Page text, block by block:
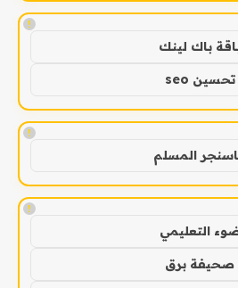
!
باك لينك
تحسين seo
!
المسلم
!
التعليمي
صحيفة برق